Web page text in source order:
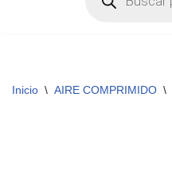
Inicio \ AIRE COMPRIMIDO \